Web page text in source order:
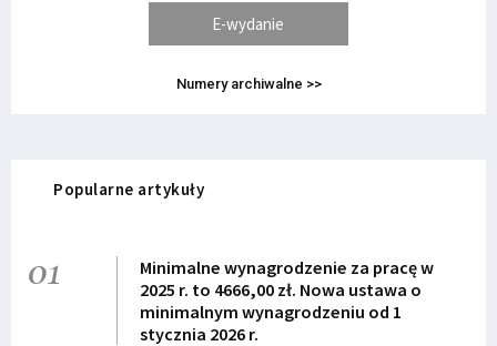
E-wydanie
Numery archiwalne >>
Popularne artykuły
01
Minimalne wynagrodzenie za pracę w
2025 r. to 4666,00 zł. Nowa ustawa o
minimalnym wynagrodzeniu od 1
stycznia 2026 r.